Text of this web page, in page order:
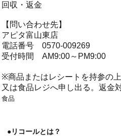
回収・返金
【問い合わせ先】
アピタ富山東店
電話番号 0570-009269
受付時間 AM9:00～PM9:00
※商品またはレシートを持参の
又は食品レジへ申し出る。返金対
食品
●リコールとは？